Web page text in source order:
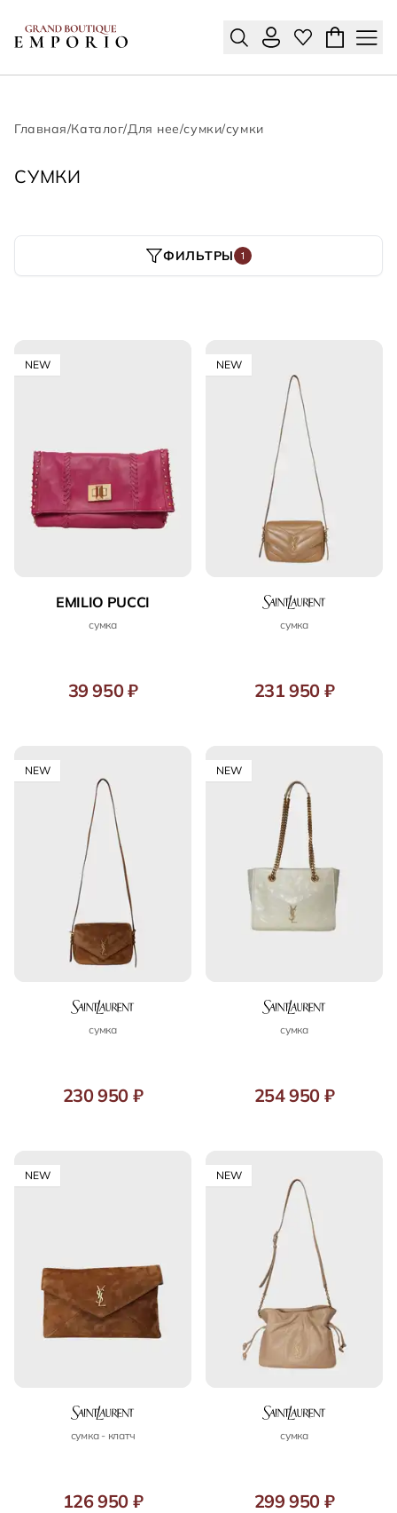
Главная/Каталог/Для нее/сумки/сумки
СУМКИ
ФИЛЬТРЫ 1
NEW
EMILIO PUCCI
сумка
39 950 ₽
NEW
сумка
231 950 ₽
NEW
сумка
230 950 ₽
NEW
сумка
254 950 ₽
NEW
сумка - клатч
126 950 ₽
NEW
сумка
299 950 ₽